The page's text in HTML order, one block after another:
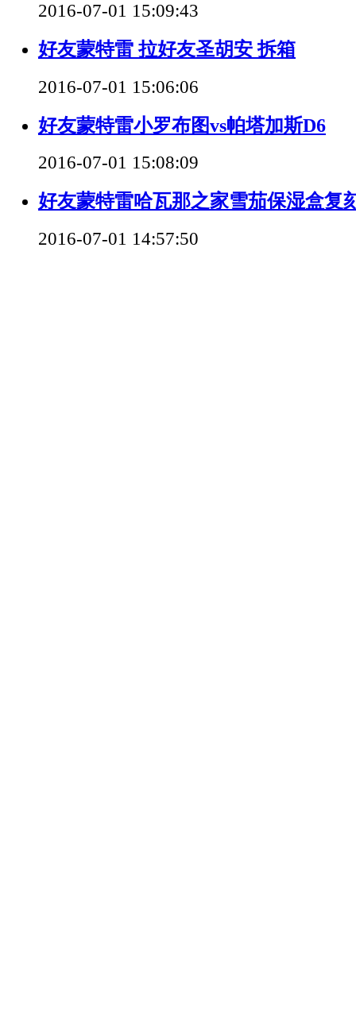
2016-07-01 15:09:43
好友蒙特雷 拉好友圣胡安 拆箱
2016-07-01 15:06:06
好友蒙特雷小罗布图vs帕塔加斯D6
2016-07-01 15:08:09
好友蒙特雷哈瓦那之家雪茄保湿盒复
2016-07-01 14:57:50